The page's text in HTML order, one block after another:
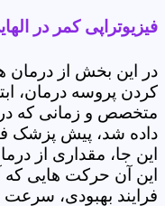
فیزیوتراپی کمر در
در این بخش از درمان
کردن پروسه درمان،
متخصص و زمانی که
داده شد، پیش پزشک
این جا، مقداری از
این آن حرکت هایی که
فرایند بهبودی، سرعت